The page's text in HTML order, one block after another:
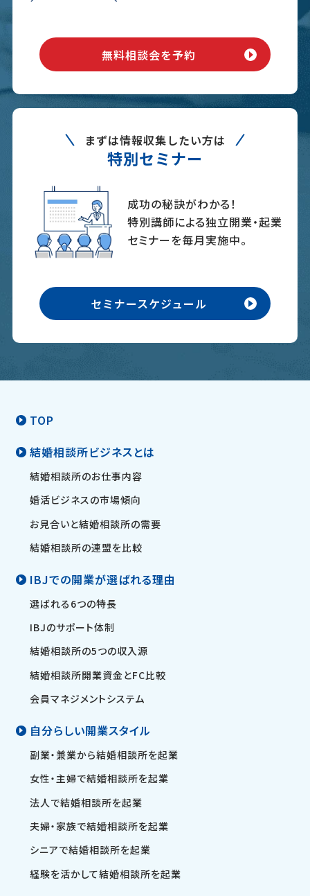
無料相談会を予約
まずは情報収集したい方は
特別セミナー
成功の秘訣がわかる！
特別講師による独立開業・起業
セミナーを毎月実施中。
セミナースケジュール
TOP
結婚相談所ビジネスとは
結婚相談所のお仕事内容
婚活ビジネスの市場傾向
お見合いと結婚相談所の需要
結婚相談所の連盟を比較
IBJでの開業が選ばれる理由
選ばれる6つの特長
IBJのサポート体制
結婚相談所の5つの収入源
結婚相談所開業資金とFC比較
会員マネジメントシステム
自分らしい開業スタイル
副業・兼業から結婚相談所を起業
女性・主婦で結婚相談所を起業
法人で結婚相談所を起業
夫婦・家族で結婚相談所を起業
シニアで結婚相談所を起業
経験を活かして結婚相談所を起業